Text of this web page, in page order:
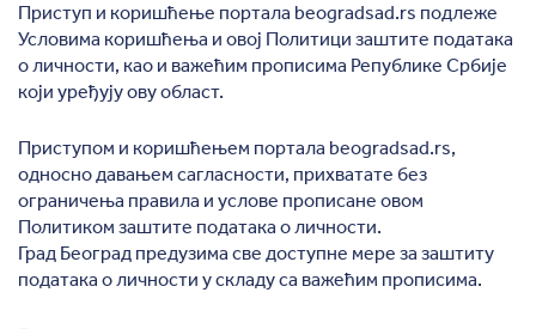
Приступ и коришћење портала beogradsad.rs подлеже
Условима коришћења и овој Политици заштите података
о личности, као и важећим прописима Републике Србије
који уређују ову област.
Приступом и коришћењем портала beogradsad.rs,
односно давањем сагласности, прихватате без
ограничења правила и услове прописане овом
Политиком заштите података о личности.
Град Београд предузима све доступне мере за заштиту
података о личности у складу са важећим прописима.